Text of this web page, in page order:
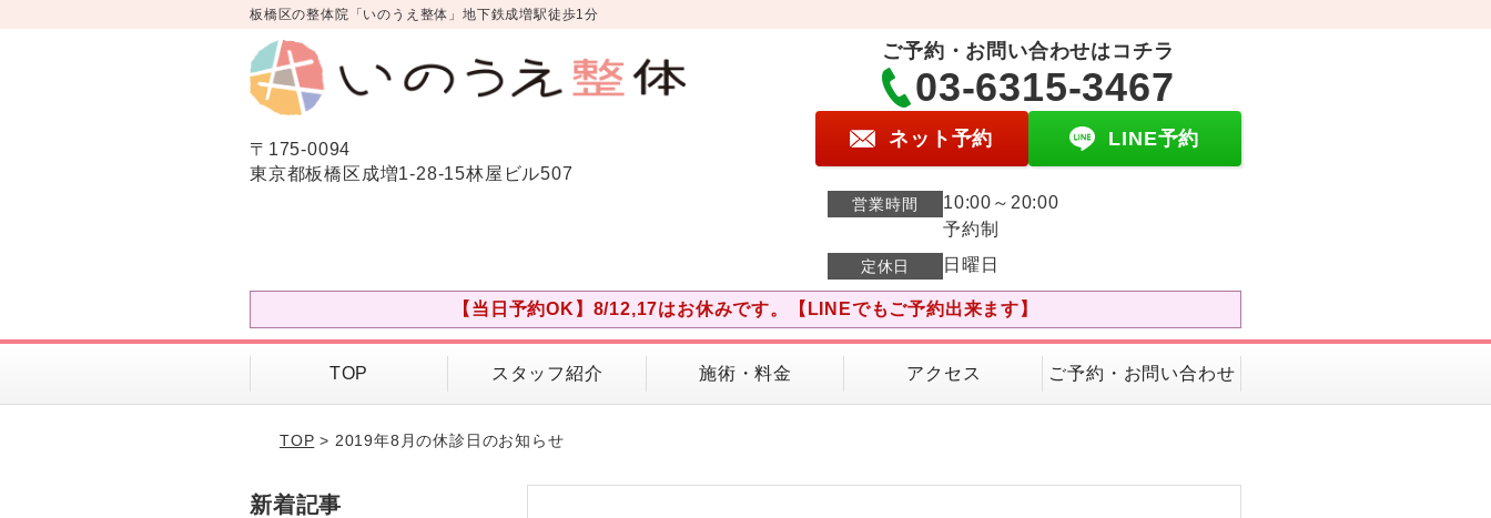
板橋区の整体院「いのうえ整体」地下鉄成増駅徒歩1分
〒175-0094
東京都板橋区成増1-28-15林屋ビル507
ご予約・お問い合わせはコチラ
03-6315-3467
ネット予約 LINE予約
営業時間
10:00～20:00
予約制
定休日 日曜日
【当日予約OK】8/12,17はお休みです。【LINEでもご予約出来ます】
TOP スタッフ紹介 施術・料金 アクセス ご予約・お問い合わせ
TOP > 2019年8月の休診日のお知らせ
新着記事